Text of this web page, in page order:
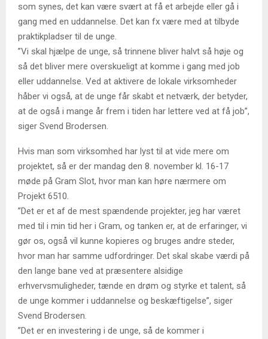
som synes, det kan være svært at få et arbejde eller gå i
gang med en uddannelse. Det kan fx være med at tilbyde
praktikpladser til de unge.
”Vi skal hjælpe de unge, så trinnene bliver halvt så høje og
så det bliver mere overskueligt at komme i gang med job
eller uddannelse. Ved at aktivere de lokale virksomheder
håber vi også, at de unge får skabt et netværk, der betyder,
at de også i mange år frem i tiden har lettere ved at få job”,
siger Svend Brodersen.
Hvis man som virksomhed har lyst til at vide mere om
projektet, så er der mandag den 8. november kl. 16-17
møde på Gram Slot, hvor man kan høre nærmere om
Projekt 6510.
”Det er et af de mest spændende projekter, jeg har været
med til i min tid her i Gram, og tanken er, at de erfaringer, vi
gør os, også vil kunne kopieres og bruges andre steder,
hvor man har samme udfordringer. Det skal skabe værdi på
den lange bane ved at præsentere alsidige
erhvervsmuligheder, tænde en drøm og styrke et talent, så
de unge kommer i uddannelse og beskæftigelse”, siger
Svend Brodersen.
”Det er en investering i de unge, så de kommer i